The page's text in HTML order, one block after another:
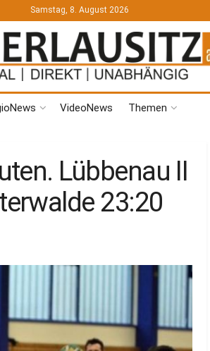
Samstag, 8. August 2026
VideoNews Themen
Lübbenau II
23:20